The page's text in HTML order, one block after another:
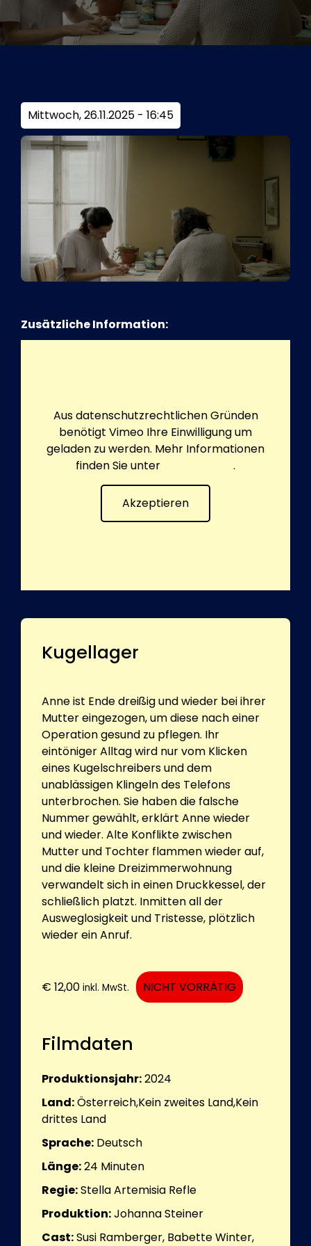
Kurier Romy 2026
Mittwoch, 26.11.2025 - 16:45
Zusätzliche Information:
Aus datenschutzrechtlichen Gründen
benötigt Vimeo Ihre Einwilligung um
geladen zu werden. Mehr Informationen
finden Sie unter
.
Akzeptieren
Kugellager
Anne ist Ende dreißig und wieder bei ihrer
Mutter eingezogen, um diese nach einer
Operation gesund zu pflegen. Ihr
eintöniger Alltag wird nur vom Klicken
eines Kugelschreibers und dem
unablässigen Klingeln des Telefons
unterbrochen. Sie haben die falsche
Nummer gewählt, erklärt Anne wieder
und wieder. Alte Konflikte zwischen
Mutter und Tochter flammen wieder auf,
und die kleine Dreizimmerwohnung
verwandelt sich in einen Druckkessel, der
schließlich platzt. Inmitten all der
Ausweglosigkeit und Tristesse, plötzlich
wieder ein Anruf.
€ 12,00 inkl. MwSt. NICHT VORRÄTIG
Filmdaten
Produktionsjahr:2024
Land:Österreich,Kein zweites Land,Kein
drittes Land
Sprache: Deutsch
Länge:24 Minuten
Regie:Stella Artemisia Refle
Produktion:Johanna Steiner
Cast:Susi Ramberger, Babette Winter,